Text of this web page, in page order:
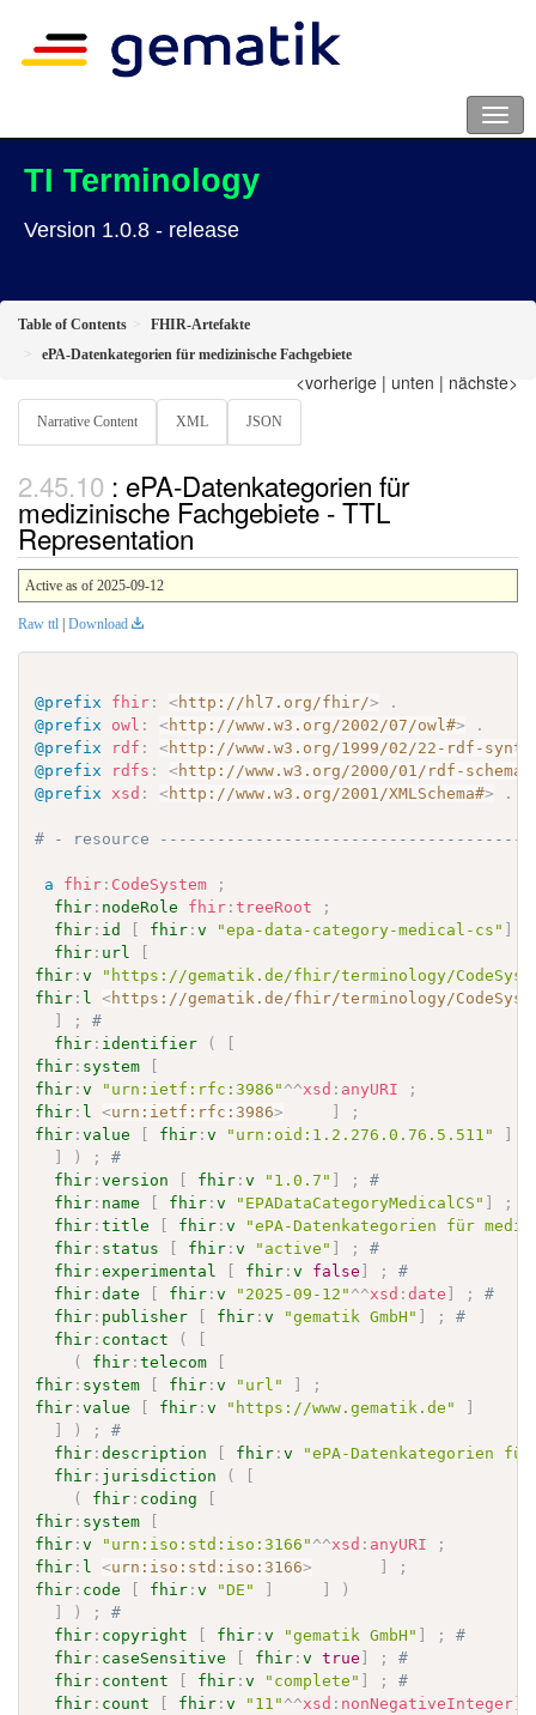
TI Terminology
Version 1.0.8 - release
Table of Contents
FHIR-Artefakte
ePA-Datenkategorien für medizinische Fachgebiete
<vorherige | unten | nächste>
Narrative Content XML JSON
: ePA-Datenkategorien für
medizinische Fachgebiete - TTL
Representation
Active as of 2025-09-12
Raw ttl | Download
@prefix fhir : <http://hl7.org/fhir/>
.
@prefix
owl : <http://www.w3.org/2002/07/owl#>
.
@prefix
rdf : <http://www.w3.org/1999/02/22-rdf-
@prefix
rdfs : <http://www.w3.org/2000/01/rdf-schema#
@prefix
xsd : <http://www.w3.org/2001/XMLSchema#> .
# - resource
a fhir : CodeSystem
;
fhir : nodeRole fhir :treeRoot
;
fhir : id fhir :v "epa-data-category-medical-cs"
fhir : url
fhir :v
"https://gematik.de/fhir/terminology/
fhir : l <https://gematik.de/fhir/terminology/
;
#
fhir : identifier (
fhir : system
fhir :v "urn:ietf:rfc:3986" ^^xsd : anyURI
;
fhir : l <urn:ietf:rfc:3986>
;
fhir :value fhir :v "urn:oid:1.2.276.0.76.5.511"
) ;
#
fhir :version fhir :v "1.0.7" ;
#
fhir : name fhir :v "EPADataCategoryMedicalCS" ;
fhir :title fhir :v
"ePA-Datenkategorien für
fhir : status fhir :v "active" ;
#
fhir :experimental fhir :v false ;
#
fhir :date fhir :v "2025-09-12" ^^xsd :date ;
#
fhir : publisher fhir :v "gematik GmbH" ;
#
fhir : contact (
(
fhir :telecom
fhir : system fhir :v "url"
;
fhir :value fhir :v "https://www.gematik.de"
) ;
#
fhir :description fhir :v
"ePA-Datenkategorien
fhir : jurisdiction (
(
fhir : coding
fhir : system
fhir :v "urn:iso:std:iso:3166" ^^xsd : anyURI
;
fhir : l <urn:iso:std:iso:3166>
;
fhir : code fhir :v "DE"
)
) ;
#
fhir : copyright fhir :v "gematik GmbH" ;
#
fhir : caseSensitive fhir :v true ;
#
fhir : content fhir :v "complete" ;
#
fhir : count fhir :v "11" ^^xsd : nonNegativeInteger